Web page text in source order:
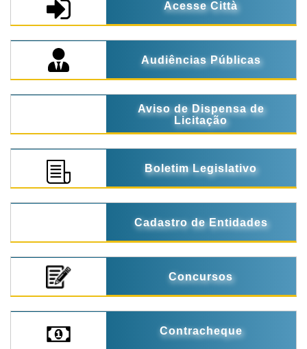
Acesse Città
Audiências Públicas
Aviso de Dispensa de
Licitação
Boletim Legislativo
Cadastro de Entidades
Concursos
Contracheque